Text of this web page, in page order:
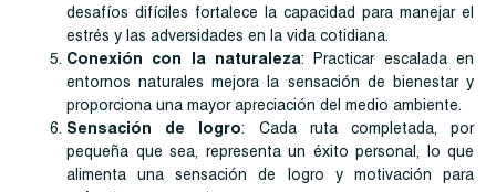
desafíos difíciles fortalece la capacidad para manejar el
estrés y las adversidades en la vida cotidiana.
Conexión con la naturaleza: Practicar escalada en
entornos naturales mejora la sensación de bienestar y
proporciona una mayor apreciación del medio ambiente.
Sensación de logro: Cada ruta completada, por
pequeña que sea, representa un éxito personal, lo que
alimenta una sensación de logro y motivación para